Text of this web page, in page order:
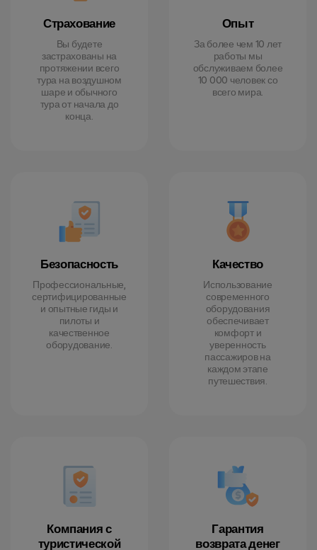
Страхование
Вы будете
застрахованы на
протяжении всего
тура на воздушном
шаре и обычного
тура от начала до
конца.
Опыт
За более чем 10 лет
работы мы
обслуживаем более
10 000 человек со
всего мира.
Безопасность
Профессиональные,
сертифицированные
и опытные гиды и
пилоты и
качественное
оборудование.
Качество
Использование
современного
оборудования
обеспечивает
комфорт и
уверенность
пассажиров на
каждом этапе
путешествия.
Компания с
туристической
Гарантия
возврата денег